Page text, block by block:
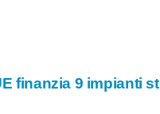
finanzia 9 impianti